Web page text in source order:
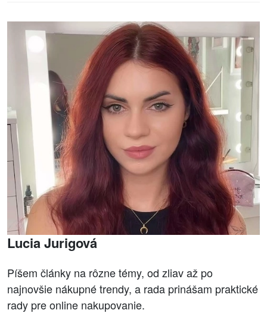
Lucia Jurigová
Píšem články na rôzne témy, od zliav až po
najnovšie nákupné trendy, a rada prinášam praktické
rady pre online nakupovanie.